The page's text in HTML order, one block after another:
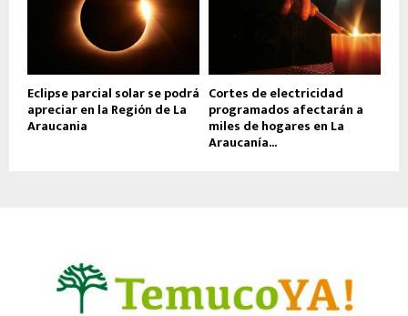
Eclipse parcial solar se podrá
apreciar en la Región de La
Araucania
Cortes de electricidad
programados afectarán a
miles de hogares en La
Araucanía...